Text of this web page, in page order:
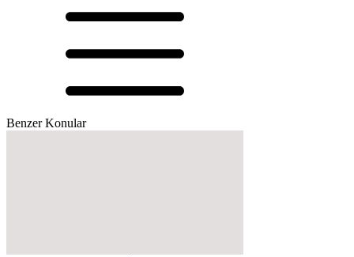
Benzer Konular